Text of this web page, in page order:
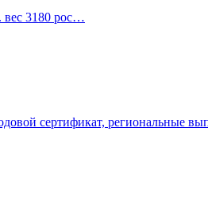
вес 3180 рос…
сертификат, региональные